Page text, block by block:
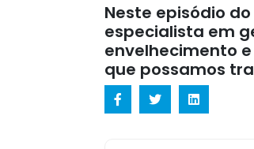
Neste episódio
especialista em
envelhecimento
que possamos